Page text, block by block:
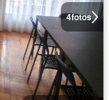
4fotos